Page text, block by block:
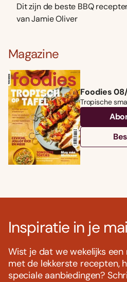
Dit zijn de beste BBQ
van Jamie Oliver
Magazine
Foodies
Tropische
Inspiratie in je
Wist je dat we wekelijks
met de lekkerste recepten,
speciale aanbiedingen?